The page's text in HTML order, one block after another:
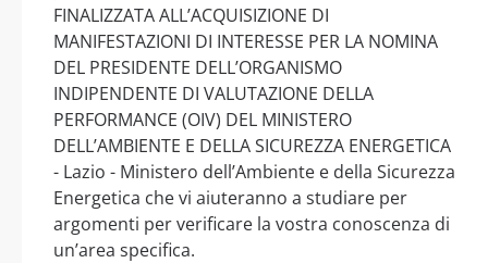
FINALIZZATA ALL’ACQUISIZIONE DI
MANIFESTAZIONI DI INTERESSE PER LA NOMINA
DEL PRESIDENTE DELL’ORGANISMO
INDIPENDENTE DI VALUTAZIONE DELLA
PERFORMANCE (OIV) DEL MINISTERO
DELL’AMBIENTE E DELLA SICUREZZA ENERGETICA
- Lazio - Ministero dell’Ambiente e della Sicurezza
Energetica che vi aiuteranno a studiare per
argomenti per verificare la vostra conoscenza di
un’area specifica.